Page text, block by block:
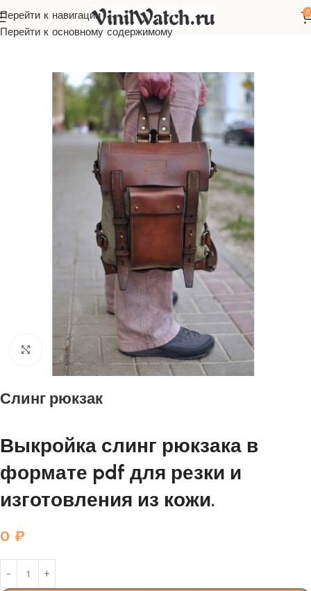
Перейти к навигации
Перейти к основному содержимому
0
Главная Макеты Бесплатно
Нажмите, чтобы увеличить
Слинг рюкзак
Выкройка слинг рюкзака в
формате pdf для резки и
изготовления из кожи.
0 ₽